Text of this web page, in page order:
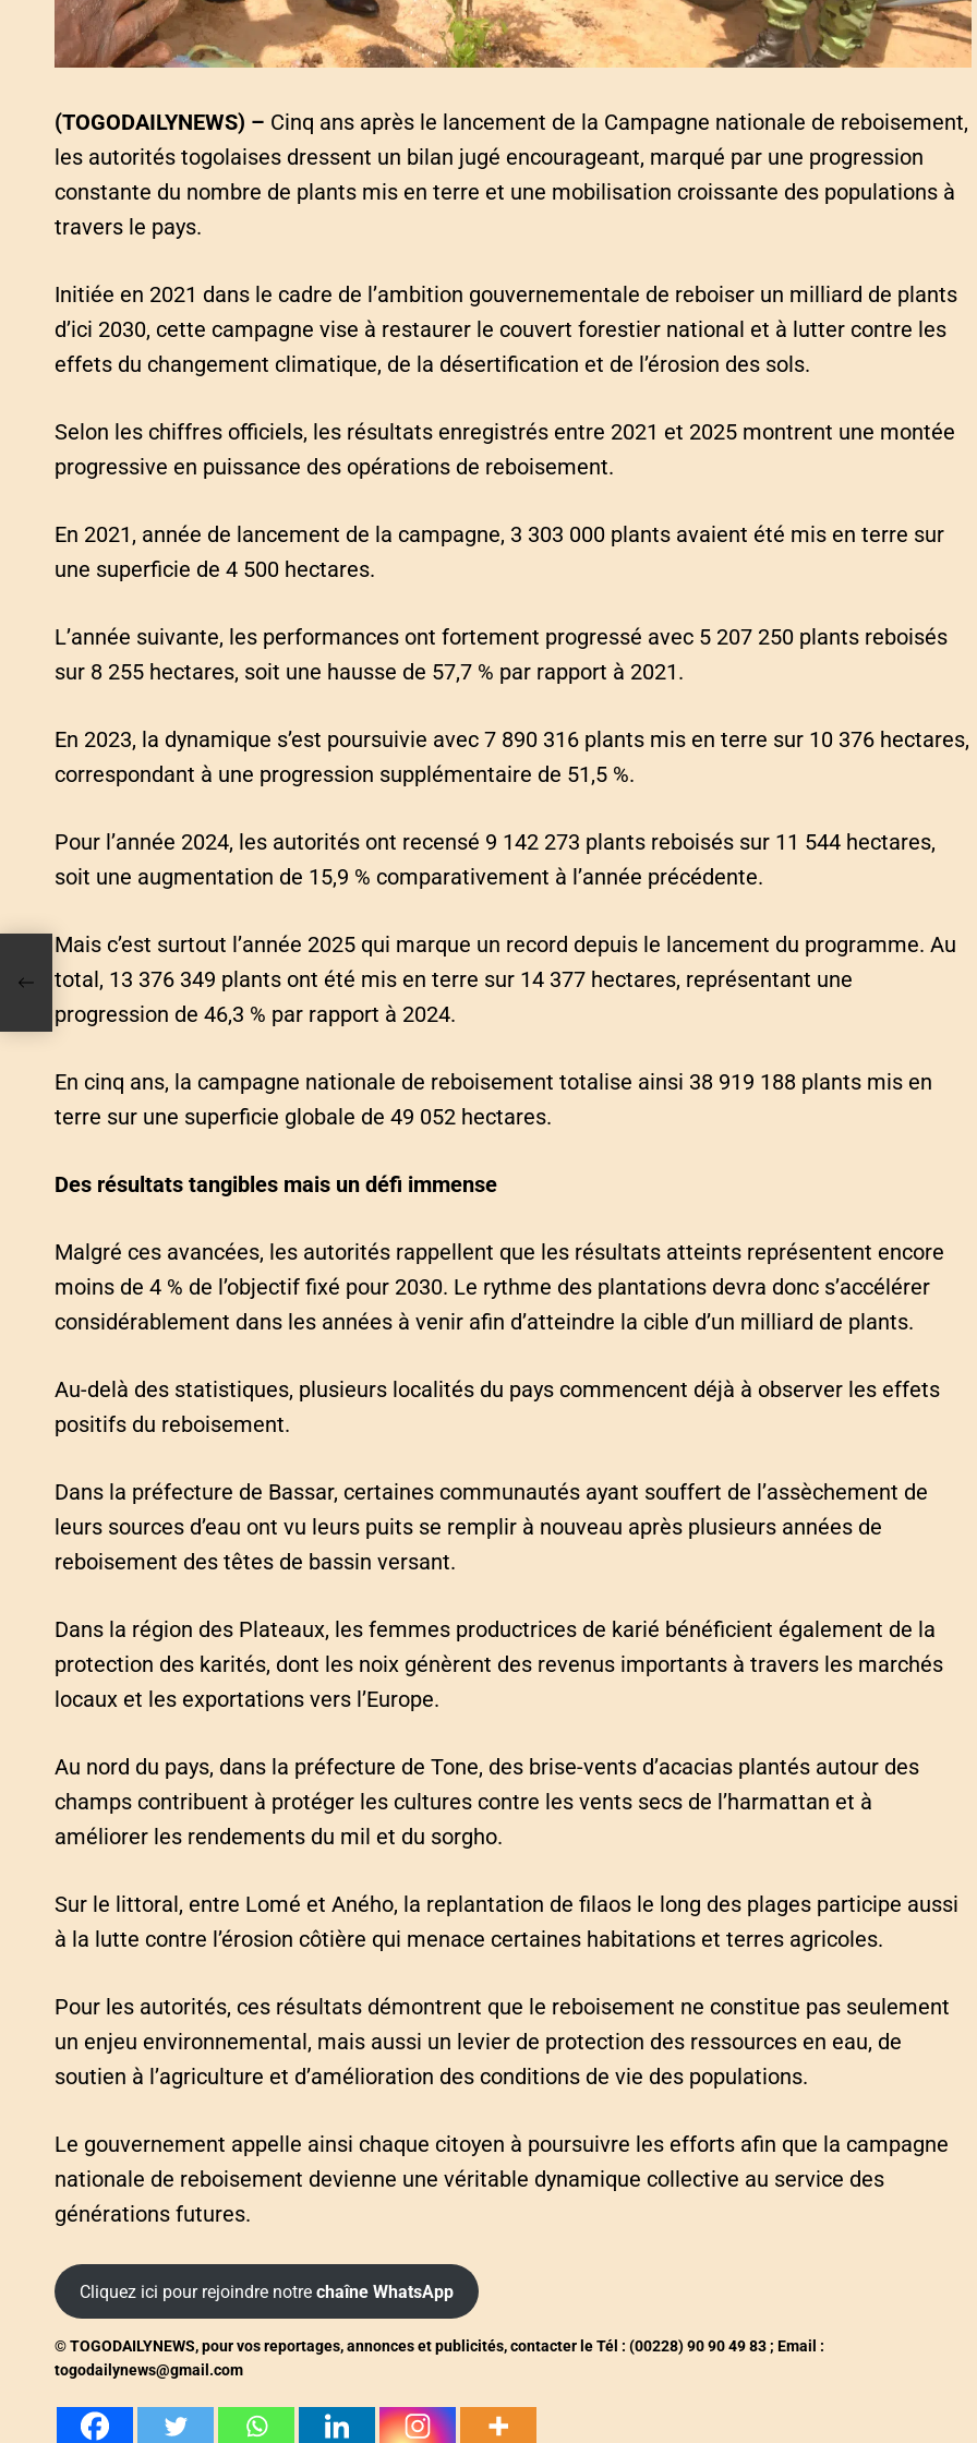
(TOGODAILYNEWS) – Cinq ans après le lancement de la Campagne nationale de reboisement,
les autorités togolaises dressent un bilan jugé encourageant, marqué par une progression
constante du nombre de plants mis en terre et une mobilisation croissante des populations à
travers le pays.
Initiée en 2021 dans le cadre de l’ambition gouvernementale de reboiser un milliard de plants
d’ici 2030, cette campagne vise à restaurer le couvert forestier national et à lutter contre les
effets du changement climatique, de la désertification et de l’érosion des sols.
Selon les chiffres officiels, les résultats enregistrés entre 2021 et 2025 montrent une montée
progressive en puissance des opérations de reboisement.
En 2021, année de lancement de la campagne, 3 303 000 plants avaient été mis en terre sur
une superficie de 4 500 hectares.
L’année suivante, les performances ont fortement progressé avec 5 207 250 plants reboisés
sur 8 255 hectares, soit une hausse de 57,7 % par rapport à 2021.
En 2023, la dynamique s’est poursuivie avec 7 890 316 plants mis en terre sur 10 376 hectares,
correspondant à une progression supplémentaire de 51,5 %.
Pour l’année 2024, les autorités ont recensé 9 142 273 plants reboisés sur 11 544 hectares,
soit une augmentation de 15,9 % comparativement à l’année précédente.
Mais c’est surtout l’année 2025 qui marque un record depuis le lancement du programme. Au
total, 13 376 349 plants ont été mis en terre sur 14 377 hectares, représentant une
progression de 46,3 % par rapport à 2024.
En cinq ans, la campagne nationale de reboisement totalise ainsi 38 919 188 plants mis en
terre sur une superficie globale de 49 052 hectares.
Des résultats tangibles mais un défi immense
Malgré ces avancées, les autorités rappellent que les résultats atteints représentent encore
moins de 4 % de l’objectif fixé pour 2030. Le rythme des plantations devra donc s’accélérer
considérablement dans les années à venir afin d’atteindre la cible d’un milliard de plants.
Au-delà des statistiques, plusieurs localités du pays commencent déjà à observer les effets
positifs du reboisement.
Dans la préfecture de Bassar, certaines communautés ayant souffert de l’assèchement de
leurs sources d’eau ont vu leurs puits se remplir à nouveau après plusieurs années de
reboisement des têtes de bassin versant.
Dans la région des Plateaux, les femmes productrices de karié bénéficient également de la
protection des karités, dont les noix génèrent des revenus importants à travers les marchés
locaux et les exportations vers l’Europe.
Au nord du pays, dans la préfecture de Tone, des brise-vents d’acacias plantés autour des
champs contribuent à protéger les cultures contre les vents secs de l’harmattan et à
améliorer les rendements du mil et du sorgho.
Sur le littoral, entre Lomé et Aného, la replantation de filaos le long des plages participe aussi
à la lutte contre l’érosion côtière qui menace certaines habitations et terres agricoles.
Pour les autorités, ces résultats démontrent que le reboisement ne constitue pas seulement
un enjeu environnemental, mais aussi un levier de protection des ressources en eau, de
soutien à l’agriculture et d’amélioration des conditions de vie des populations.
Le gouvernement appelle ainsi chaque citoyen à poursuivre les efforts afin que la campagne
nationale de reboisement devienne une véritable dynamique collective au service des
générations futures.
Cliquez ici pour rejoindre notre chaîne WhatsApp
© TOGODAILYNEWS, pour vos reportages, annonces et publicités, contacter le Tél : (00228) 90 90 49 83 ; Email :
togodailynews@gmail.com